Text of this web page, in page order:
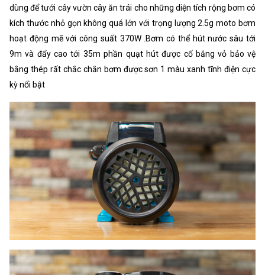
dùng để tưới cây vườn cây ăn trái cho những diện tích rộng bơm có
kích thước nhỏ gọn không quá lớn với trọng lượng 2.5g moto bơm
hoạt động mẽ với công suất 370W .Bơm có thể hút nước sâu tới
9m và đẩy cao tới 35m phần quạt hút được cố bắng vỏ bảo vệ
bằng thép rất chắc chắn bơm được sơn 1 màu xanh tĩnh điện cực
kỳ nổi bật